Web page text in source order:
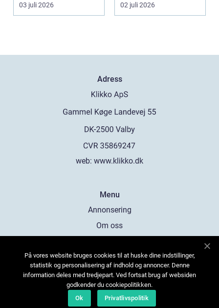
03 juli 2026 02 juli 2026
Adress
web: www.klikko.dk
Menu
Annonsering
Om oss
Kontakta oss
Sitemap
På vores website bruges cookies til at huske dine indstillinger,
statistik og personalisering af indhold og annoncer. Denne
information deles med tredjepart. Ved fortsat brug af websiden
godkender du cookiepolitikken.
Ok
Privatlivspolitik